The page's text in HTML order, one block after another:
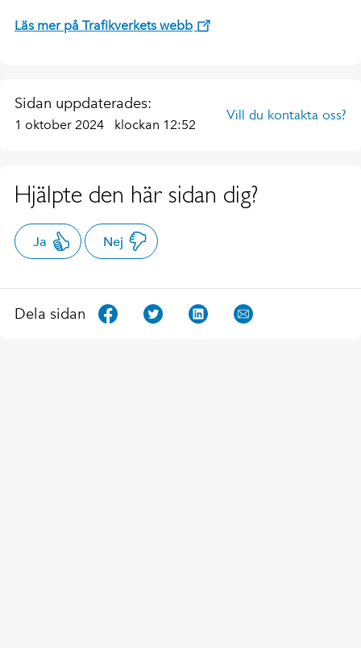
Läs mer på Trafikverkets webb
Sidan uppdaterades:
1 oktober 2024 klockan 12:52
Vill du kontakta oss?
Hjälpte den här sidan dig?
Ja Nej
Dela sidan